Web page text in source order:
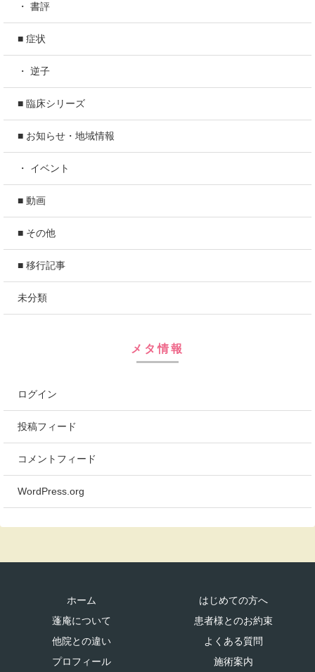
・ 書評
■ 症状
・ 逆子
■ 臨床シリーズ
■ お知らせ・地域情報
・ イベント
■ 動画
■ その他
■ 移行記事
未分類
メタ情報
ログイン
投稿フィード
コメントフィード
WordPress.org
ホーム
はじめての方へ
蓬庵について
患者様とのお約束
他院との違い
よくある質問
プロフィール
施術案内